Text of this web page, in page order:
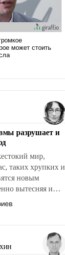
разрушает и
мир,
таких хрупких и
новым
вытесняя и
требование к
мужественным и
помогать
и